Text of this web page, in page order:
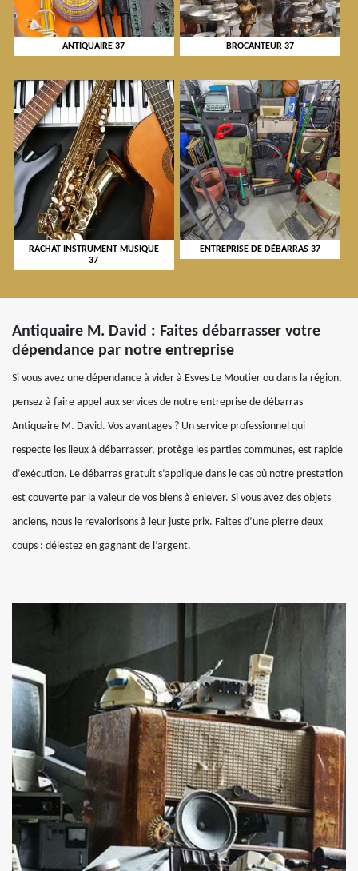
ANTIQUAIRE 37 BROCANTEUR 37
RACHAT INSTRUMENT MUSIQUE
37
ENTREPRISE DE DÉBARRAS 37
Antiquaire M. David : Faites débarrasser votre
dépendance par notre entreprise
Si vous avez une dépendance à vider à Esves Le Moutier ou dans la région,
pensez à faire appel aux services de notre entreprise de débarras
Antiquaire M. David. Vos avantages ? Un service professionnel qui
respecte les lieux à débarrasser, protège les parties communes, est rapide
d’exécution. Le débarras gratuit s’applique dans le cas où notre prestation
est couverte par la valeur de vos biens à enlever. Si vous avez des objets
anciens, nous le revalorisons à leur juste prix. Faites d’une pierre deux
coups : délestez en gagnant de l’argent.